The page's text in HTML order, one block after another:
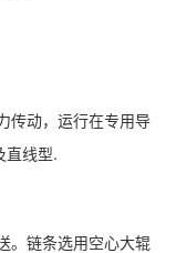
传动，运行在专用导
直线型.
。链条选用空心大辊